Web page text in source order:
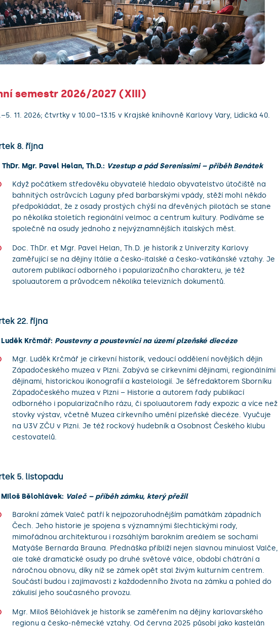
semestr 2026/2027 (XIII)
11. 2026; čtvrtky v 10.00–13.15 v Krajské knihovně Karlovy Vary, Lidická 40.
8. října
ThDr. Mgr. Pavel Helan, Th.D.: Vzestup a pád Serenissimi – příběh Benátek
Když počátkem středověku obyvatelé hledalo obyvatelstvo útočiště na
bahnitých ostrůvcích Laguny před barbarskými vpády, stěží mohl někdo
předpokládat, že z osady prostých chýší na dřevěných pilotách se stane
po několika stoletích regionální velmoc a centrum kultury. Podíváme se
společně na osudy jednoho z nejvýznamnějších italských měst.
Doc. ThDr. et Mgr. Pavel Helan, Th.D. je historik z Univerzity Karlovy
zaměřující se na dějiny Itálie a česko-italské a česko-vatikánské vztahy. Je
autorem publikací odborného i popularizačního charakteru, je též
spoluautorem a průvodcem několika televizních dokumentů.
22. října
Luděk Krčmář: Poustevny a poustevníci na území plzeňské diecéze
Mgr. Luděk Krčmář je církevní historik, vedoucí oddělení novějších dějin
Západočeského muzea v Plzni. Zabývá se církevními dějinami, regionálními
dějinami, historickou ikonografií a kastelologií. Je šéfredaktorem Sborníku
Západočeského muzea v Plzni – Historie a autorem řady publikací
odborného i popularizačního rázu, či spoluautorem řady expozic a více než
stovky výstav, včetně Muzea církevního umění plzeňské diecéze. Vyučuje
na U3V ZČU v Plzni. Je též rockový hudebník a Osobnost Českého klubu
cestovatelů.
5. listopadu
Miloš Bělohlávek: Valeč – příběh zámku, který přežil
Barokní zámek Valeč patří k nejpozoruhodnějším památkám západních
Čech. Jeho historie je spojena s významnými šlechtickými rody,
mimořádnou architekturou i rozsáhlým barokním areálem se sochami
Matyáše Bernarda Brauna. Přednáška přiblíží nejen slavnou minulost Valče,
ale také dramatické osudy po druhé světové válce, období chátrání a
náročnou obnovu, díky níž se zámek opět stal živým kulturním centrem.
Součástí budou i zajímavosti z každodenního života na zámku a pohled do
zákulisí jeho současného provozu.
Mgr. Miloš Bělohlávek je historik se zaměřením na dějiny karlovarského
regionu a česko-německé vztahy. Od června 2025 působí jako kastelán